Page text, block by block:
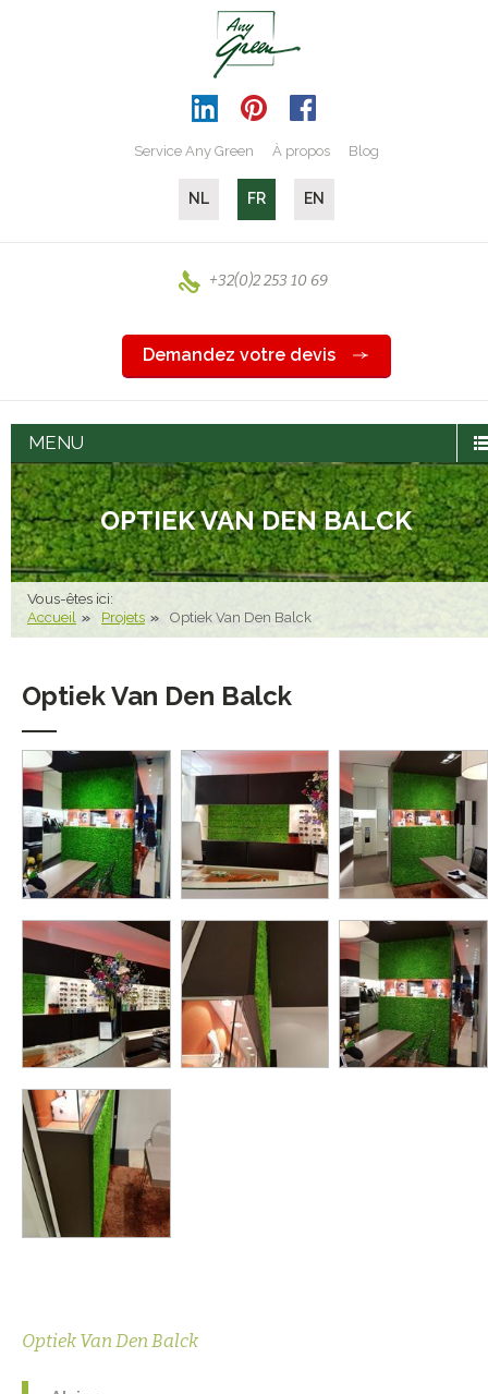
Service Any Green À propos Blog
NL FR EN
+32(0)2 253 10 69
Demandez votre devis
MENU
OPTIEK VAN DEN BALCK
Vous-êtes ici:
Accueil Projets Optiek Van Den Balck
Optiek Van Den Balck
Optiek Van Den Balck